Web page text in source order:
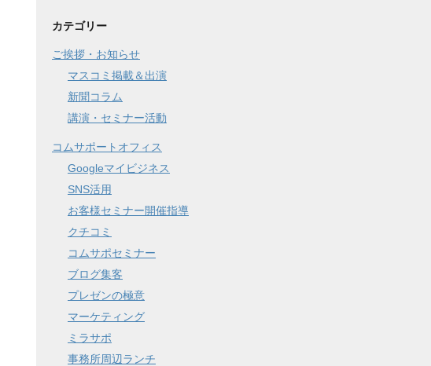
カテゴリー
ご挨拶・お知らせ
マスコミ掲載＆出演
新聞コラム
講演・セミナー活動
コムサポートオフィス
Googleマイビジネス
SNS活用
お客様セミナー開催指導
クチコミ
コムサポセミナー
ブログ集客
プレゼンの極意
マーケティング
ミラサポ
事務所周辺ランチ